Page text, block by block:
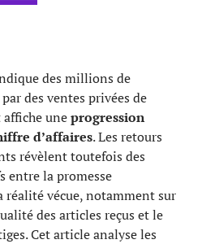
des millions de
des ventes privées de
affiche uneprogression
d’affaires. Les retours
révèlent toutefois des
entre la promesse
réalité vécue, notamment sur
des articles reçus et le
Cet article analyse les